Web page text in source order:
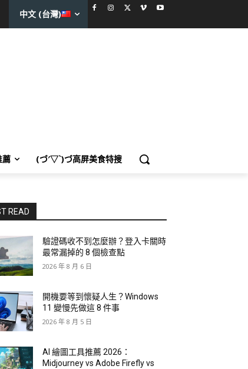
中文 (台灣)
薦 (づ′▽`)づ高屏美食特搜
READ
驗證碼收不到怎麼辦？登入卡關時
最常漏掉的 8 個檢查點
2026 年 8 月 6 日
開機要等到懷疑人生？Windows
11 變慢先做這 8 件事
2026 年 8 月 5 日
AI 繪圖工具推薦 2026：
Midjourney vs Adobe Firefly vs